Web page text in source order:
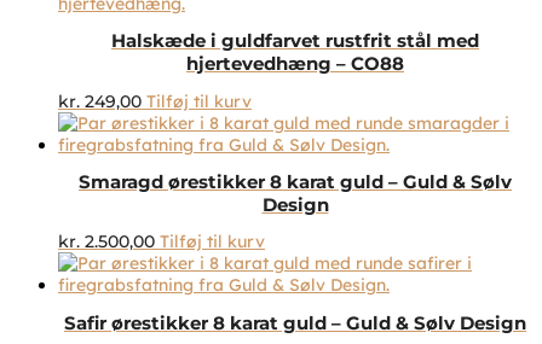
Halskæde i guldfarvet rustfrit stål med
hjertevedhæng – CO88
kr. 249,00 Tilføj til kurv
Smaragd ørestikker 8 karat guld – Guld & Sølv
Design
kr. 2.500,00 Tilføj til kurv
Safir ørestikker 8 karat guld – Guld & Sølv Design